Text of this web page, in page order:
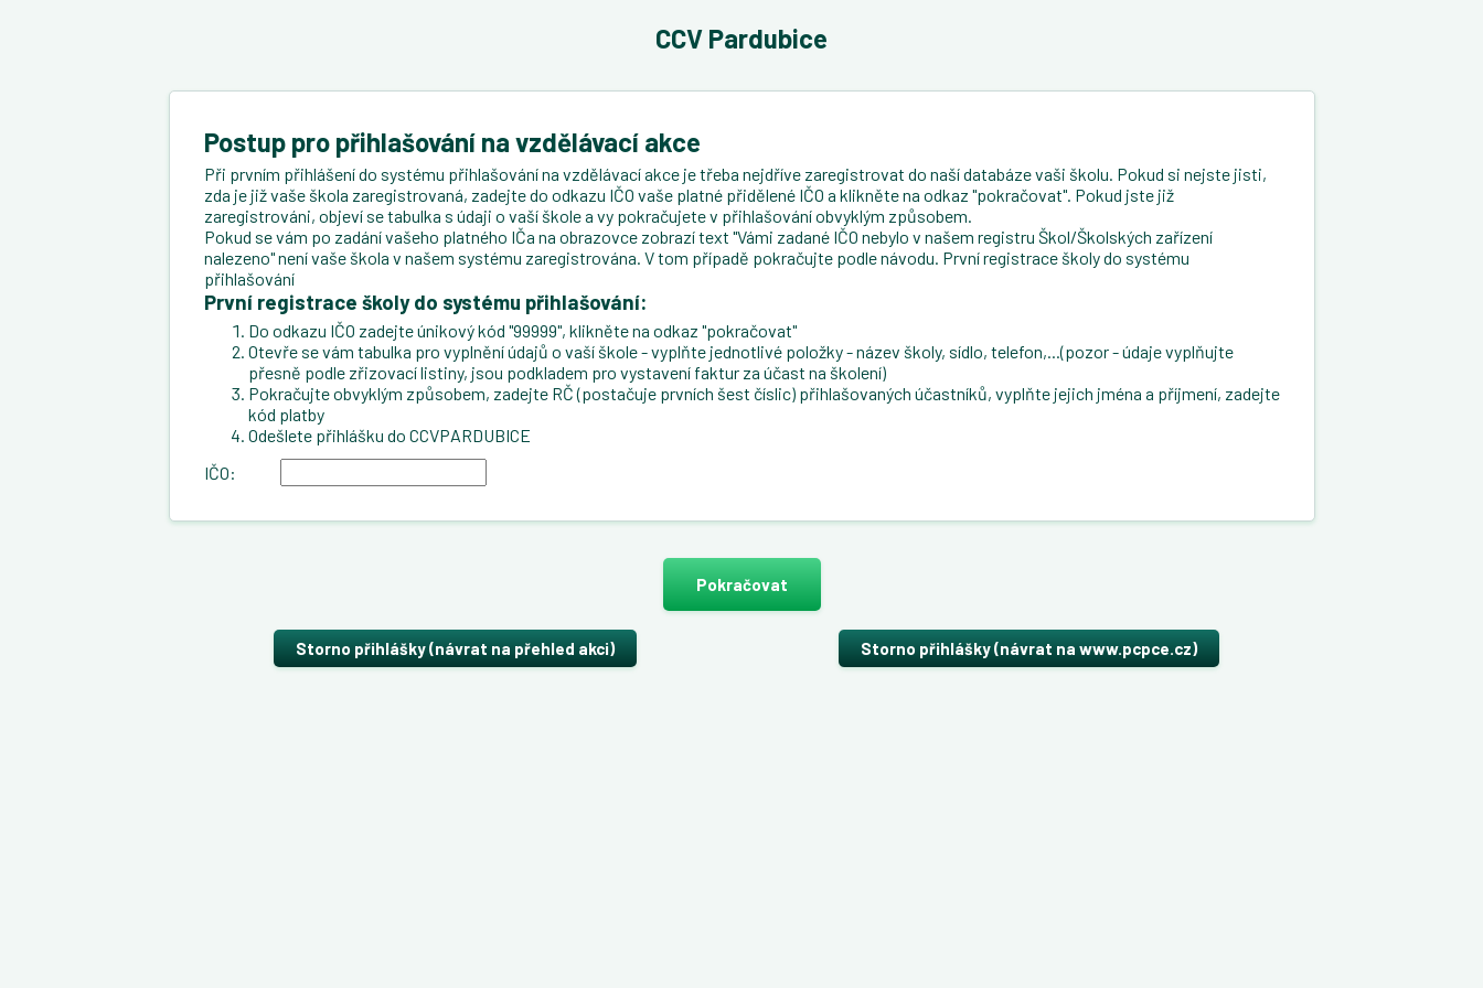
CCV Pardubice
Postup pro přihlašování na vzdělávací akce
Při prvním přihlášení do systému přihlašování na vzdělávací akce je třeba nejdříve zaregistrovat do naší databáze vaši školu. Pokud si nejste jisti,
zda je již vaše škola zaregistrovaná, zadejte do odkazu IČO vaše platné přidělené IČO a klikněte na odkaz "pokračovat". Pokud jste již
zaregistrováni, objeví se tabulka s údaji o vaší škole a vy pokračujete v přihlašování obvyklým způsobem.
Pokud se vám po zadání vašeho platného IČa na obrazovce zobrazí text "Vámi zadané IČO nebylo v našem registru Škol/Školských zařízení
nalezeno" není vaše škola v našem systému zaregistrována. V tom případě pokračujte podle návodu. První registrace školy do systému
přihlašování
První registrace školy do systému přihlašování:
Do odkazu IČO zadejte únikový kód "99999", klikněte na odkaz "pokračovat"
Otevře se vám tabulka pro vyplnění údajů o vaší škole - vyplňte jednotlivé položky - název školy, sídlo, telefon,...(pozor - údaje vyplňujte
přesně podle zřizovací listiny, jsou podkladem pro vystavení faktur za účast na školení)
Pokračujte obvyklým způsobem, zadejte RČ (postačuje prvních šest číslic) přihlašovaných účastníků, vyplňte jejich jména a příjmení, zadejte
kód platby
Odešlete přihlášku do CCVPARDUBICE
IČO:
Pokračovat
Storno přihlášky (návrat na přehled akci) Storno přihlášky (návrat na www.pcpce.cz)